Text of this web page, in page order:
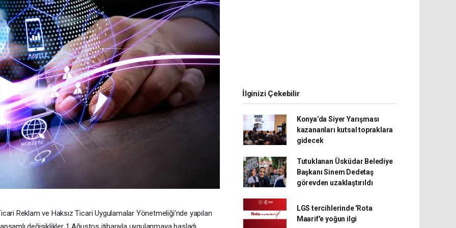
Reklam ve Haksız Ticari Uygulamalar Yönetmeliği'nde yapılan
İlginizi Çekebilir
Konya’da Siyer Yarışması
kazananları kutsal topraklara
gidecek
Tutuklanan Üsküdar Belediye
Başkanı Sinem Dedetaş
görevden uzaklaştırıldı
LGS tercihlerinde 'Rota
Maarif'e yoğun ilgi